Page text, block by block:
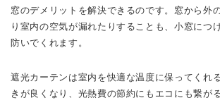
窓のデメリットを解決できるのです。 窓から外
り室内の空気が漏れたりすることも、小窓につ
防いでくれます。
遮光カーテンは室内を快適な温度に保ってくれ
きが良くなり、光熱費の節約にもエコにも繋が